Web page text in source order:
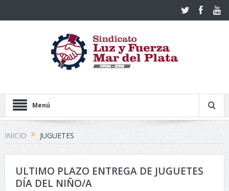
Menú
INICIO JUGUETES
ULTIMO PLAZO ENTREGA DE JUGUETES
DÍA DEL NIÑO/A